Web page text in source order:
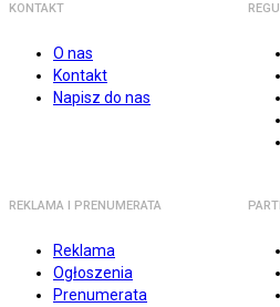
KONTAKT
O nas
Kontakt
Napisz do nas
REKLAMA I PRENUMERATA
Reklama
Ogłoszenia
Prenumerata